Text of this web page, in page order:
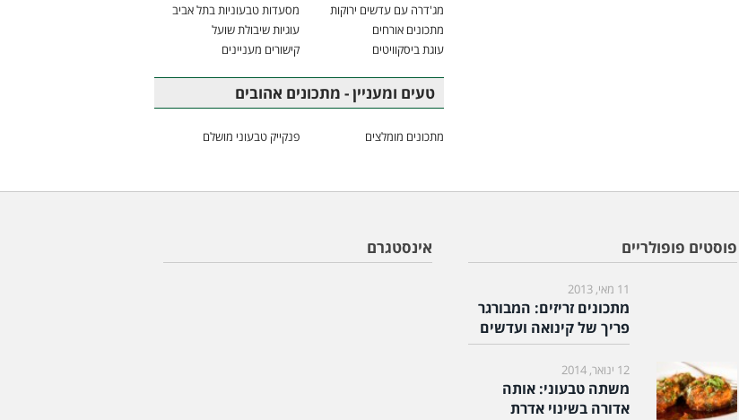
מג'דרה עם עדשים ירוקות
מסעדות טבעוניות בתל אביב
מתכונים אורחים
עוגיות שיבולת שועל
עוגת ביסקוויטים
קישורים מעניינים
טעים ומעניין - מתכונים אהובים
מתכונים מומלצים פנקייק טבעוני מושלם
פוסטים פופולריים
11 מאי, 2013
מתכונים זריזים: המבורגר
פריך של קינואה ועדשים
12 ינואר, 2014
משתה טבעוני: אותה
אדורה בשינוי אדרת
אינסטגרם